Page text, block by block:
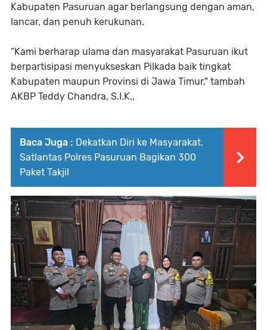
Kabupaten Pasuruan agar berlangsung dengan aman,
lancar, dan penuh kerukunan.
“Kami berharap ulama dan masyarakat Pasuruan ikut
berpartisipasi menyukseskan Pilkada baik tingkat
Kabupaten maupun Provinsi di Jawa Timur," tambah
AKBP Teddy Chandra, S.I.K.,
Baca Juga : Dekatkan Diri ke Masyarakat,
Satlantas Polres Pasuruan Bagikan 300
Paket Takjil